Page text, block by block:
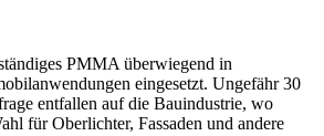
PMMA überwiegend in
eingesetzt. Ungefähr 30
entfallen auf die Bauindustrie, wo
für Oberlichter, Fassaden und andere